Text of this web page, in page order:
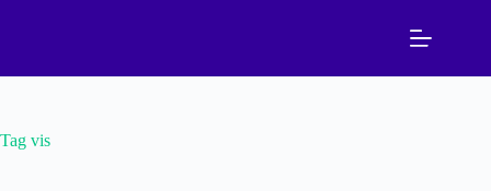
Tag vis